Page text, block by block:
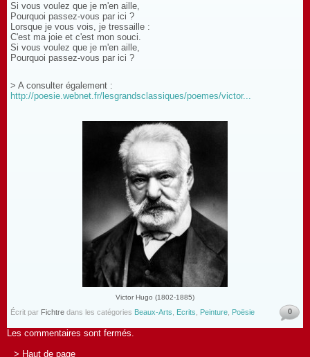
Si vous voulez que je m'en aille,
Pourquoi passez-vous par ici ?
Lorsque je vous vois, je tressaille :
C'est ma joie et c'est mon souci.
Si vous voulez que je m'en aille,
Pourquoi passez-vous par ici ?
> A consulter également :
http://poesie.webnet.fr/lesgrandsclassiques/poemes/victor...
Victor Hugo (1802-1885)
Écrit par Fichtre dans les catégories Beaux-Arts Ecrits Peinture Poësie 0
Les commentaires sont fermés.
> Haut de page